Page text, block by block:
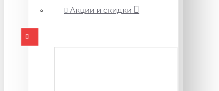
Акции и скидки